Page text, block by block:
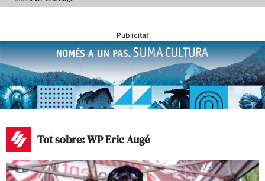
Publicitat
Tot sobre: WP Eric Augé